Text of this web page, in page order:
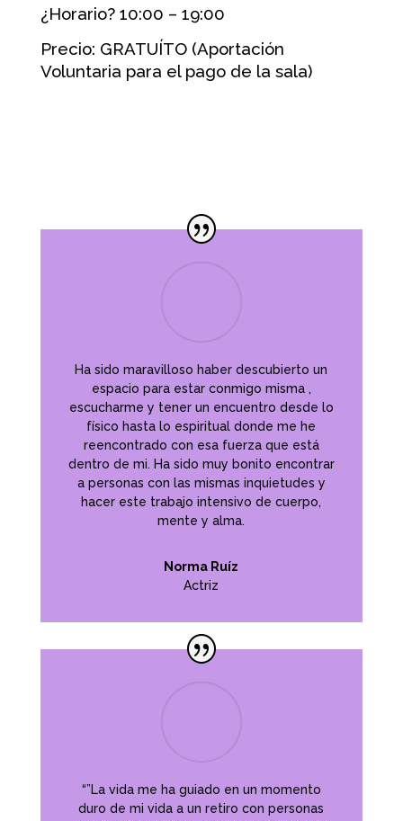
¿Horario? 10:00 – 19:00
Precio: GRATUÍTO (Aportación
Voluntaria para el pago de la sala)
Ha sido maravilloso haber descubierto un
espacio para estar conmigo misma ,
escucharme y tener un encuentro desde lo
físico hasta lo espiritual donde me he
reencontrado con esa fuerza que está
dentro de mi. Ha sido muy bonito encontrar
a personas con las mismas inquietudes y
hacer este trabajo intensivo de cuerpo,
mente y alma.
Norma Ruíz
Actriz
“”La vida me ha guiado en un momento
duro de mi vida a un retiro con personas